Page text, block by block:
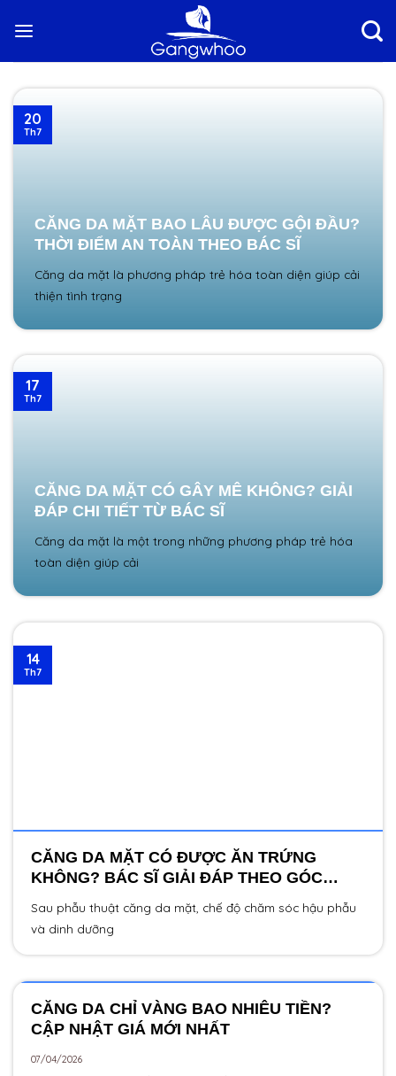
CĂNG DA MẶT BAO LÂU ĐƯỢC GỘI ĐẦU?
THỜI ĐIỂM AN TOÀN THEO BÁC SĨ
Căng da mặt là phương pháp trẻ hóa toàn diện giúp cải
thiện tình trạng
20
Th7
CĂNG DA MẶT CÓ GÂY MÊ KHÔNG? GIẢI
ĐÁP CHI TIẾT TỪ BÁC SĨ
Căng da mặt là một trong những phương pháp trẻ hóa
toàn diện giúp cải
17
Th7
CĂNG DA MẶT CÓ ĐƯỢC ĂN TRỨNG
KHÔNG? BÁC SĨ GIẢI ĐÁP THEO GÓC
Sau phẫu thuật căng da mặt, chế độ chăm sóc hậu phẫu
và dinh dưỡng
14
Th7
CĂNG DA CHỈ VÀNG BAO NHIÊU TIỀN?
CẬP NHẬT GIÁ MỚI NHẤT
07/04/2026